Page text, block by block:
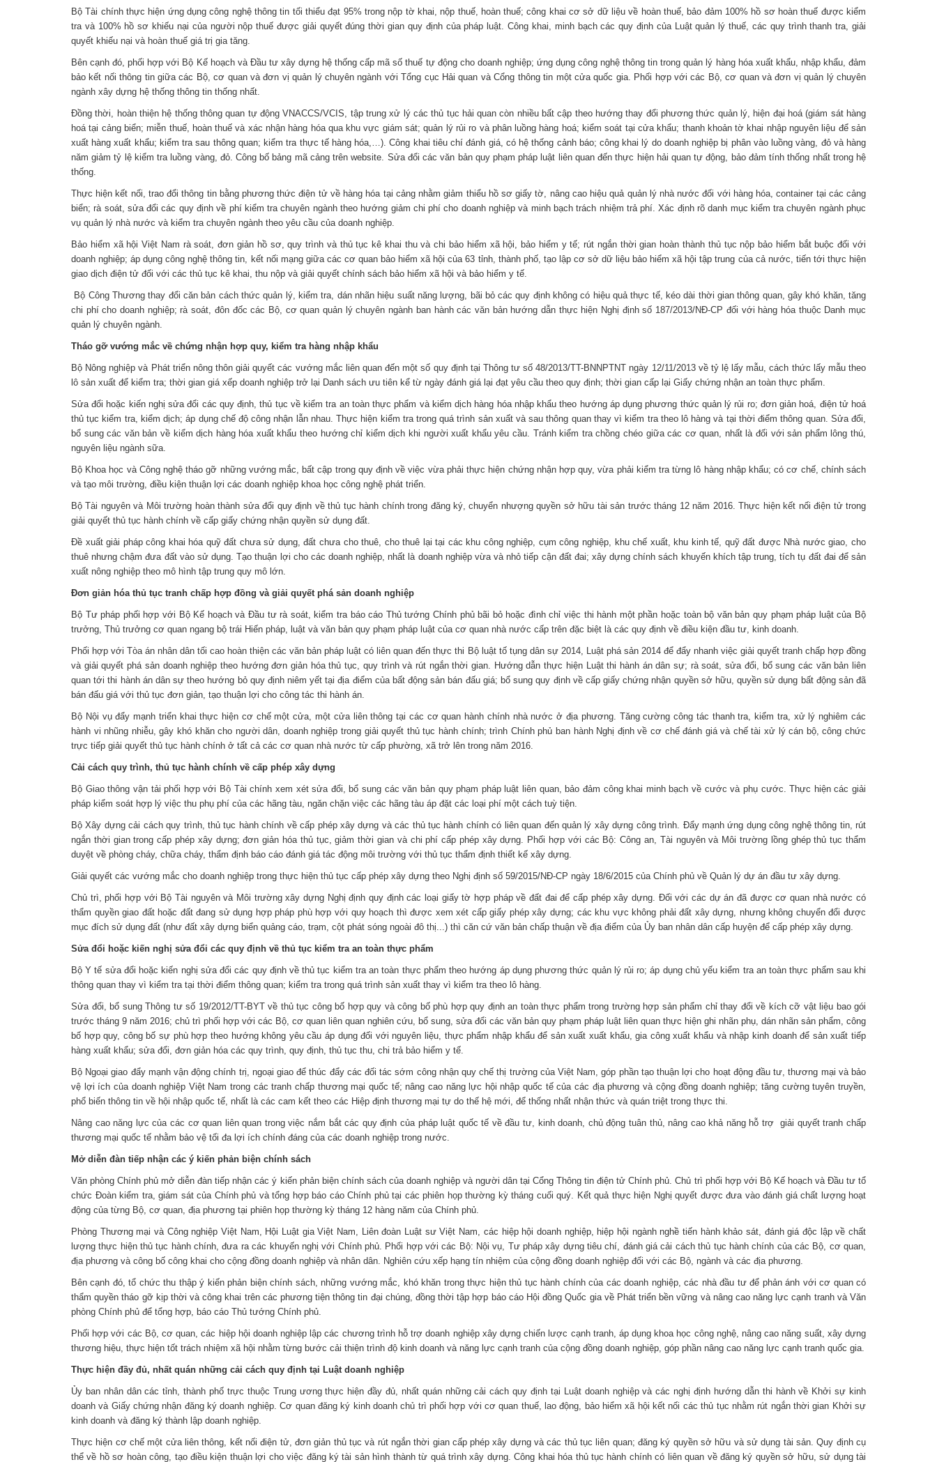
Bộ Tài chính thực hiện ứng dụng công nghệ thông tin tối thiểu đạt 95% trong nộp tờ khai, nộp thuế, hoàn thuế; công khai cơ sở dữ liệu về hoàn thuế, bảo đảm 100% hồ sơ hoàn thuế được kiểm
tra và 100% hồ sơ khiếu nại của người nộp thuế được giải quyết đúng thời gian quy định của pháp luật. Công khai, minh bạch các quy định của Luật quản lý thuế, các quy trình thanh tra, giải
quyết khiếu nại và hoàn thuế giá trị gia tăng.
Bên cạnh đó, phối hợp với Bộ Kế hoạch và Đầu tư xây dựng hệ thống cấp mã số thuế tự động cho doanh nghiệp; ứng dụng công nghệ thông tin trong quản lý hàng hóa xuất khẩu, nhập khẩu, đảm
bảo kết nối thông tin giữa các Bộ, cơ quan và đơn vị quản lý chuyên ngành với Tổng cục Hải quan và Cổng thông tin một cửa quốc gia. Phối hợp với các Bộ, cơ quan và đơn vị quản lý chuyên
ngành xây dựng hệ thống thông tin thống nhất.
Đồng thời, hoàn thiện hệ thống thông quan tự động VNACCS/VCIS, tập trung xử lý các thủ tục hải quan còn nhiều bất cập theo hướng thay đổi phương thức quản lý, hiện đại hoá (giám sát hàng
hoá tại cảng biển; miễn thuế, hoàn thuế và xác nhận hàng hóa qua khu vực giám sát; quản lý rủi ro và phân luồng hàng hoá; kiểm soát tại cửa khẩu; thanh khoản tờ khai nhập nguyên liệu để sản
xuất hàng xuất khẩu; kiểm tra sau thông quan; kiểm tra thực tế hàng hóa,…). Công khai tiêu chí đánh giá, có hệ thống cảnh báo; công khai lý do doanh nghiệp bị phân vào luồng vàng, đỏ và hàng
năm giảm tỷ lệ kiểm tra luồng vàng, đỏ. Công bố bảng mã cảng trên website. Sửa đổi các văn bản quy phạm pháp luật liên quan đến thực hiện hải quan tự động, bảo đảm tính thống nhất trong hệ
thống.
Thực hiện kết nối, trao đổi thông tin bằng phương thức điện tử về hàng hóa tại cảng nhằm giảm thiểu hồ sơ giấy tờ, nâng cao hiệu quả quản lý nhà nước đối với hàng hóa, container tại các cảng
biển; rà soát, sửa đổi các quy định về phí kiểm tra chuyên ngành theo hướng giảm chi phí cho doanh nghiệp và minh bạch trách nhiệm trả phí. Xác định rõ danh mục kiểm tra chuyên ngành phục
vụ quản lý nhà nước và kiểm tra chuyên ngành theo yêu cầu của doanh nghiệp.
Bảo hiểm xã hội Việt Nam rà soát, đơn giản hồ sơ, quy trình và thủ tục kê khai thu và chi bảo hiểm xã hội, bảo hiểm y tế; rút ngắn thời gian hoàn thành thủ tục nộp bảo hiểm bắt buộc đối với
doanh nghiệp; áp dụng công nghệ thông tin, kết nối mạng giữa các cơ quan bảo hiểm xã hội của 63 tỉnh, thành phố, tạo lập cơ sở dữ liệu bảo hiểm xã hội tập trung của cả nước, tiến tới thực hiện
giao dịch điện tử đối với các thủ tục kê khai, thu nộp và giải quyết chính sách bảo hiểm xã hội và bảo hiểm y tế.
Bộ Công Thương thay đổi căn bản cách thức quản lý, kiểm tra, dán nhãn hiệu suất năng lượng, bãi bỏ các quy định không có hiệu quả thực tế, kéo dài thời gian thông quan, gây khó khăn, tăng
chi phí cho doanh nghiệp; rà soát, đôn đốc các Bộ, cơ quan quản lý chuyên ngành ban hành các văn bản hướng dẫn thực hiện Nghị định số 187/2013/NĐ-CP đối với hàng hóa thuộc Danh mục
quản lý chuyên ngành.
Tháo gỡ vướng mắc về chứng nhận hợp quy, kiểm tra hàng nhập khẩu
Bộ Nông nghiệp và Phát triển nông thôn giải quyết các vướng mắc liên quan đến một số quy định tại Thông tư số 48/2013/TT-BNNPTNT ngày 12/11/2013 về tỷ lệ lấy mẫu, cách thức lấy mẫu theo
lô sản xuất để kiểm tra; thời gian giá xếp doanh nghiệp trở lại Danh sách ưu tiên kể từ ngày đánh giá lại đạt yêu cầu theo quy định; thời gian cấp lại Giấy chứng nhận an toàn thực phẩm.
Sửa đổi hoặc kiến nghị sửa đổi các quy định, thủ tục về kiểm tra an toàn thực phẩm và kiểm dịch hàng hóa nhập khẩu theo hướng áp dụng phương thức quản lý rủi ro; đơn giản hoá, điện tử hoá
thủ tục kiểm tra, kiểm dịch; áp dụng chế độ công nhận lẫn nhau. Thực hiện kiểm tra trong quá trình sản xuất và sau thông quan thay vì kiểm tra theo lô hàng và tại thời điểm thông quan. Sửa đổi,
bổ sung các văn bản về kiểm dịch hàng hóa xuất khẩu theo hướng chỉ kiểm dịch khi người xuất khẩu yêu cầu. Tránh kiểm tra chồng chéo giữa các cơ quan, nhất là đối với sản phẩm lông thú,
nguyên liệu ngành sữa.
Bộ Khoa học và Công nghệ tháo gỡ những vướng mắc, bất cập trong quy định về việc vừa phải thực hiện chứng nhận hợp quy, vừa phải kiểm tra từng lô hàng nhập khẩu; có cơ chế, chính sách
và tạo môi trường, điều kiện thuận lợi các doanh nghiệp khoa học công nghệ phát triển.
Bộ Tài nguyên và Môi trường hoàn thành sửa đổi quy định về thủ tục hành chính trong đăng ký, chuyển nhượng quyền sở hữu tài sản trước tháng 12 năm 2016. Thực hiện kết nối điện tử trong
giải quyết thủ tục hành chính về cấp giấy chứng nhận quyền sử dụng đất.
Đề xuất giải pháp công khai hóa quỹ đất chưa sử dụng, đất chưa cho thuê, cho thuê lại tại các khu công nghiệp, cụm công nghiệp, khu chế xuất, khu kinh tế, quỹ đất được Nhà nước giao, cho
thuê nhưng chậm đưa đất vào sử dụng. Tạo thuận lợi cho các doanh nghiệp, nhất là doanh nghiệp vừa và nhỏ tiếp cận đất đai; xây dựng chính sách khuyến khích tập trung, tích tụ đất đai để sản
xuất nông nghiệp theo mô hình tập trung quy mô lớn.
Đơn giản hóa thủ tục tranh chấp hợp đồng và giải quyết phá sản doanh nghiệp
Bộ Tư pháp phối hợp với Bộ Kế hoạch và Đầu tư rà soát, kiểm tra báo cáo Thủ tướng Chính phủ bãi bỏ hoặc đình chỉ việc thi hành một phần hoặc toàn bộ văn bản quy phạm pháp luật của Bộ
trưởng, Thủ trưởng cơ quan ngang bộ trái Hiến pháp, luật và văn bản quy phạm pháp luật của cơ quan nhà nước cấp trên đặc biệt là các quy định về điều kiện đầu tư, kinh doanh.
Phối hợp với Tòa án nhân dân tối cao hoàn thiện các văn bản pháp luật có liên quan đến thực thi Bộ luật tố tụng dân sự 2014, Luật phá sản 2014 để đẩy nhanh việc giải quyết tranh chấp hợp đồng
và giải quyết phá sản doanh nghiệp theo hướng đơn giản hóa thủ tục, quy trình và rút ngắn thời gian. Hướng dẫn thực hiện Luật thi hành án dân sự; rà soát, sửa đổi, bổ sung các văn bản liên
quan tới thi hành án dân sự theo hướng bỏ quy định niêm yết tại địa điểm của bất động sản bán đấu giá; bổ sung quy định về cấp giấy chứng nhận quyền sở hữu, quyền sử dụng bất động sản đã
bán đấu giá với thủ tục đơn giản, tạo thuận lợi cho công tác thi hành án.
Bộ Nội vụ đẩy mạnh triển khai thực hiện cơ chế một cửa, một cửa liên thông tại các cơ quan hành chính nhà nước ở địa phương. Tăng cường công tác thanh tra, kiểm tra, xử lý nghiêm các
hành vi nhũng nhiễu, gây khó khăn cho người dân, doanh nghiệp trong giải quyết thủ tục hành chính; trình Chính phủ ban hành Nghị định về cơ chế đánh giá và chế tài xử lý cán bộ, công chức
trực tiếp giải quyết thủ tục hành chính ở tất cả các cơ quan nhà nước từ cấp phường, xã trở lên trong năm 2016.
Cải cách quy trình, thủ tục hành chính về cấp phép xây dựng
Bộ Giao thông vận tải phối hợp với Bộ Tài chính xem xét sửa đổi, bổ sung các văn bản quy phạm pháp luật liên quan, bảo đảm công khai minh bạch về cước và phụ cước. Thực hiện các giải
pháp kiểm soát hợp lý việc thu phụ phí của các hãng tàu, ngăn chặn việc các hãng tàu áp đặt các loại phí một cách tuỳ tiện.
Bộ Xây dựng cải cách quy trình, thủ tục hành chính về cấp phép xây dựng và các thủ tục hành chính có liên quan đến quản lý xây dựng công trình. Đẩy mạnh ứng dụng công nghệ thông tin, rút
ngắn thời gian trong cấp phép xây dựng; đơn giản hóa thủ tục, giảm thời gian và chi phí cấp phép xây dựng. Phối hợp với các Bộ: Công an, Tài nguyên và Môi trường lồng ghép thủ tục thẩm
duyệt về phòng cháy, chữa cháy, thẩm định báo cáo đánh giá tác động môi trường với thủ tục thẩm định thiết kế xây dựng.
Giải quyết các vướng mắc cho doanh nghiệp trong thực hiện thủ tục cấp phép xây dựng theo Nghị định số 59/2015/NĐ-CP ngày 18/6/2015 của Chính phủ về Quản lý dự án đầu tư xây dựng.
Chủ trì, phối hợp với Bộ Tài nguyên và Môi trường xây dựng Nghị định quy định các loại giấy tờ hợp pháp về đất đai để cấp phép xây dựng. Đối với các dự án đã được cơ quan nhà nước có
thẩm quyền giao đất hoặc đất đang sử dụng hợp pháp phù hợp với quy hoạch thì được xem xét cấp giấy phép xây dựng; các khu vực không phải đất xây dựng, nhưng không chuyển đổi được
mục đích sử dụng đất (như đất xây dựng biển quảng cáo, trạm, cột phát sóng ngoài đô thị...) thì căn cứ văn bản chấp thuận về địa điểm của Ủy ban nhân dân cấp huyện để cấp phép xây dựng.
Sửa đổi hoặc kiến nghị sửa đổi các quy định về thủ tục kiểm tra an toàn thực phẩm
Bộ Y tế sửa đổi hoặc kiến nghị sửa đổi các quy định về thủ tục kiểm tra an toàn thực phẩm theo hướng áp dụng phương thức quản lý rủi ro; áp dụng chủ yếu kiểm tra an toàn thực phẩm sau khi
thông quan thay vì kiểm tra tại thời điểm thông quan; kiểm tra trong quá trình sản xuất thay vì kiểm tra theo lô hàng.
Sửa đổi, bổ sung Thông tư số 19/2012/TT-BYT về thủ tục công bố hợp quy và công bố phù hợp quy định an toàn thực phẩm trong trường hợp sản phẩm chỉ thay đổi về kích cỡ vật liệu bao gói
trước tháng 9 năm 2016; chủ trì phối hợp với các Bộ, cơ quan liên quan nghiên cứu, bổ sung, sửa đổi các văn bản quy phạm pháp luật liên quan thực hiện ghi nhãn phụ, dán nhãn sản phẩm, công
bố hợp quy, công bố sự phù hợp theo hướng không yêu cầu áp dụng đối với nguyên liệu, thực phẩm nhập khẩu để sản xuất xuất khẩu, gia công xuất khẩu và nhập kinh doanh để sản xuất tiếp
hàng xuất khẩu; sửa đổi, đơn giản hóa các quy trình, quy định, thủ tục thu, chi trả bảo hiểm y tế.
Bộ Ngoại giao đẩy mạnh vận động chính trị, ngoại giao để thúc đẩy các đối tác sớm công nhận quy chế thị trường của Việt Nam, góp phần tạo thuận lợi cho hoạt động đầu tư, thương mại và bảo
vệ lợi ích của doanh nghiệp Việt Nam trong các tranh chấp thương mại quốc tế; nâng cao năng lực hội nhập quốc tế của các địa phương và cộng đồng doanh nghiệp; tăng cường tuyên truyền,
phổ biến thông tin về hội nhập quốc tế, nhất là các cam kết theo các Hiệp định thương mại tự do thế hệ mới, để thống nhất nhận thức và quán triệt trong thực thi.
Nâng cao năng lực của các cơ quan liên quan trong việc nắm bắt các quy định của pháp luật quốc tế về đầu tư, kinh doanh, chủ động tuân thủ, nâng cao khả năng hỗ trợ giải quyết tranh chấp
thương mại quốc tế nhằm bảo vệ tối đa lợi ích chính đáng của các doanh nghiệp trong nước.
Mở diễn đàn tiếp nhận các ý kiến phản biện chính sách
Văn phòng Chính phủ mở diễn đàn tiếp nhận các ý kiến phản biện chính sách của doanh nghiệp và người dân tại Cổng Thông tin điện tử Chính phủ. Chủ trì phối hợp với Bộ Kế hoạch và Đầu tư tổ
chức Đoàn kiểm tra, giám sát của Chính phủ và tổng hợp báo cáo Chính phủ tại các phiên họp thường kỳ tháng cuối quý. Kết quả thực hiện Nghị quyết được đưa vào đánh giá chất lượng hoạt
động của từng Bộ, cơ quan, địa phương tại phiên họp thường kỳ tháng 12 hàng năm của Chính phủ.
Phòng Thương mại và Công nghiệp Việt Nam, Hội Luật gia Việt Nam, Liên đoàn Luật sư Việt Nam, các hiệp hội doanh nghiệp, hiệp hội ngành nghề tiến hành khảo sát, đánh giá độc lập về chất
lượng thực hiện thủ tục hành chính, đưa ra các khuyến nghị với Chính phủ. Phối hợp với các Bộ: Nội vụ, Tư pháp xây dựng tiêu chí, đánh giá cải cách thủ tục hành chính của các Bộ, cơ quan,
địa phương và công bố công khai cho cộng đồng doanh nghiệp và nhân dân. Nghiên cứu xếp hạng tín nhiệm của cộng đồng doanh nghiệp đối với các Bộ, ngành và các địa phương.
Bên cạnh đó, tổ chức thu thập ý kiến phản biện chính sách, những vướng mắc, khó khăn trong thực hiện thủ tục hành chính của các doanh nghiệp, các nhà đầu tư để phản ánh với cơ quan có
thẩm quyền tháo gỡ kịp thời và công khai trên các phương tiện thông tin đại chúng, đồng thời tập hợp báo cáo Hội đồng Quốc gia về Phát triển bền vững và nâng cao năng lực cạnh tranh và Văn
phòng Chính phủ để tổng hợp, báo cáo Thủ tướng Chính phủ.
Phối hợp với các Bộ, cơ quan, các hiệp hội doanh nghiệp lập các chương trình hỗ trợ doanh nghiệp xây dựng chiến lược cạnh tranh, áp dụng khoa học công nghệ, nâng cao năng suất, xây dựng
thương hiệu, thực hiện tốt trách nhiệm xã hội nhằm từng bước cải thiện trình độ kinh doanh và năng lực cạnh tranh của cộng đồng doanh nghiệp, góp phần nâng cao năng lực cạnh tranh quốc gia.
Thực hiện đầy đủ, nhất quán những cải cách quy định tại Luật doanh nghiệp
Ủy ban nhân dân các tỉnh, thành phố trực thuộc Trung ương thực hiện đầy đủ, nhất quán những cải cách quy định tại Luật doanh nghiệp và các nghị định hướng dẫn thi hành về Khởi sự kinh
doanh và Giấy chứng nhận đăng ký doanh nghiệp. Cơ quan đăng ký kinh doanh chủ trì phối hợp với cơ quan thuế, lao động, bảo hiểm xã hội kết nối các thủ tục nhằm rút ngắn thời gian Khởi sự
kinh doanh và đăng ký thành lập doanh nghiệp.
Thực hiện cơ chế một cửa liên thông, kết nối điện tử, đơn giản thủ tục và rút ngắn thời gian cấp phép xây dựng và các thủ tục liên quan; đăng ký quyền sở hữu và sử dụng tài sản. Quy định cụ
thể về hồ sơ hoàn công, tạo điều kiện thuận lợi cho việc đăng ký tài sản hình thành từ quá trình xây dựng. Công khai hóa thủ tục hành chính có liên quan về đăng ký quyền sở hữu, sử dụng tài